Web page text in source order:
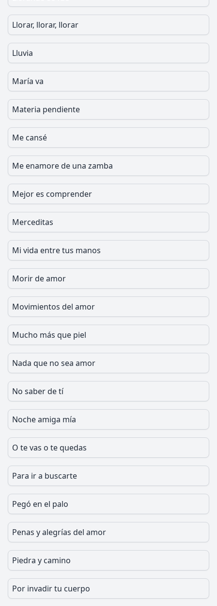
Llorar, llorar, llorar
Lluvia
María va
Materia pendiente
Me cansé
Me enamore de una zamba
Mejor es comprender
Merceditas
Mi vida entre tus manos
Morir de amor
Movimientos del amor
Mucho más que piel
Nada que no sea amor
No saber de tí
Noche amiga mía
O te vas o te quedas
Para ir a buscarte
Pegó en el palo
Penas y alegrías del amor
Piedra y camino
Por invadir tu cuerpo